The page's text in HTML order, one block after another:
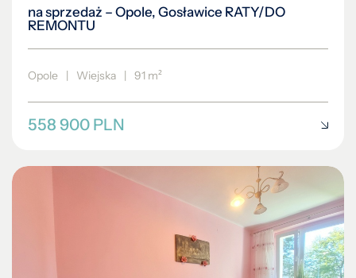
na sprzedaż – Opole, Gosławice RATY/DO
REMONTU
Opole | Wiejska | 91 m²
558 900 PLN